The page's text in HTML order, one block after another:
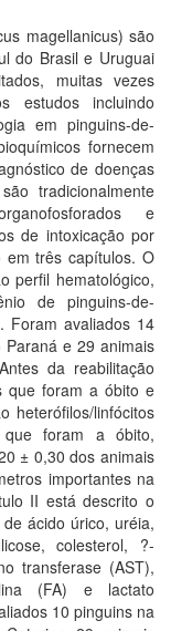
magellanicus) são
do Brasil e Uruguai
muitas vezes
estudos incluindo
em pinguins-de-
fornecem
de doenças
tradicionalmente
e
de intoxicação por
em três capítulos. O
perfil hematológico,
de pinguins-de-
Foram avaliados 14
e 29 animais
da reabilitação
que foram a óbito e
heterófilos/linfócitos
foram a óbito,
± 0,30 dos animais
importantes na
II está descrito o
ácido úrico, uréia,
colesterol, ?-
transferase (AST),
(FA) e lactato
10 pinguins na